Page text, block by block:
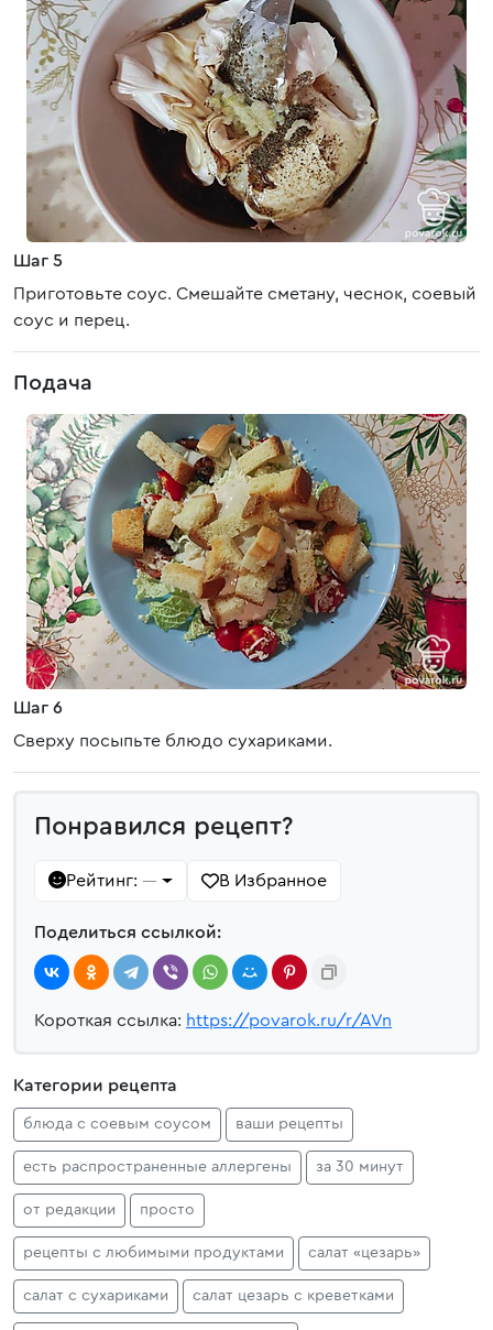
Шаг 5
Приготовьте соус. Смешайте сметану, чеснок, соевый
соус и перец.
Подача
Шаг 6
Сверху посыпьте блюдо сухариками.
Понравился рецепт?
Рейтинг: — В Избранное
Поделиться ссылкой:
Короткая ссылка: https://povarok.ru/r/AVn
Категории рецепта
блюда с соевым соусом ваши рецепты
есть распространенные аллергены за 30 минут
от редакции просто
рецепты с любимыми продуктами салат «цезарь»
салат с сухариками салат цезарь с креветками